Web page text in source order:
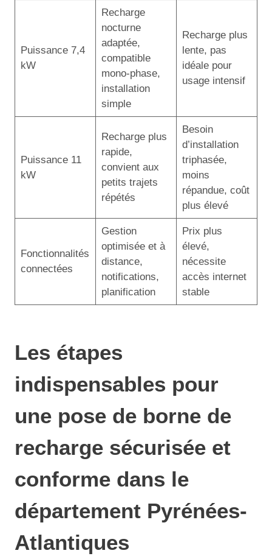
Puissance 7,4
kW
Recharge
nocturne
adaptée,
compatible
mono-phase,
installation
simple
Recharge plus
lente, pas
idéale pour
usage intensif
Puissance 11
kW
Recharge plus
rapide,
convient aux
petits trajets
répétés
Besoin
d’installation
triphasée,
moins
répandue, coût
plus élevé
Fonctionnalités
connectées
Gestion
optimisée et à
distance,
notifications,
planification
Prix plus
élevé,
nécessite
accès internet
stable
Les étapes
indispensables pour
une pose de borne de
recharge sécurisée et
conforme dans le
département Pyrénées-
Atlantiques